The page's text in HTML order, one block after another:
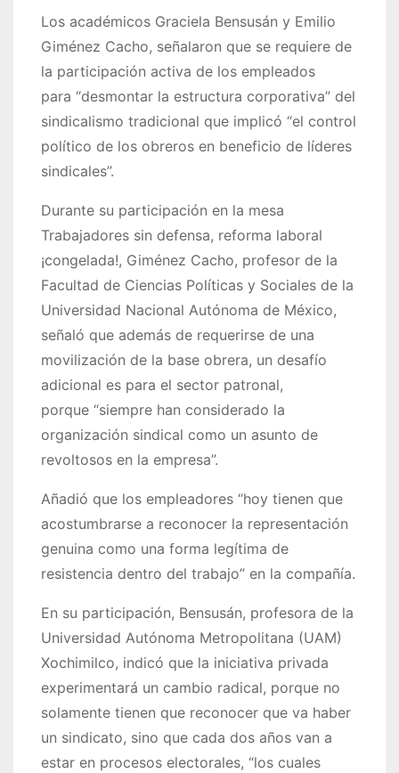
Los académicos Graciela Bensusán y Emilio
Giménez Cacho, señalaron que se requiere de
la participación activa de los empleados
para
desmontar la estructura corporativa
del
sindicalismo tradicional que implicó
el control
político de los obreros en beneficio de líderes
sindicales .
Durante su participación en la mesa
Trabajadores sin defensa, reforma laboral
¡congelada!, Giménez Cacho, profesor de la
Facultad de Ciencias Políticas y Sociales de la
Universidad Nacional Autónoma de México,
señaló que además de requerirse de una
movilización de la base obrera, un desafío
adicional es para el sector patronal,
porque siempre han considerado la
organización sindical como un asunto de
revoltosos en la empresa .
Añadió que los empleadores hoy tienen que
acostumbrarse a reconocer la representación
genuina como una forma legítima de
resistencia dentro del trabajo
en la compañía.
En su participación, Bensusán, profesora de la
Universidad Autónoma Metropolitana (UAM)
Xochimilco, indicó que la iniciativa privada
experimentará un cambio radical, porque no
solamente tienen que reconocer que va haber
un sindicato, sino que cada dos años van a
estar en procesos electorales,
los cuales